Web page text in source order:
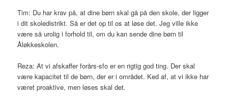
Tim: Du har krav på, at dine børn skal gå på den skole, der ligger
i dit skoledistrikt. Så er det op til os at løse det. Jeg ville ikke
være så urolig i forhold til, om du kan sende dine børn til
Åløkkeskolen.
Reza: At vi afskaffer forårs-sfo er en rigtig god ting. Der skal
være kapacitet til de børn, der er i området. Ked af, at vi ikke har
været proaktive, men løses skal det.